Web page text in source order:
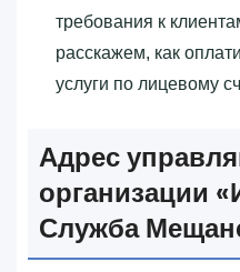
требования к
расскажем, как
услуги по лицевому
Адрес
организации
Служба